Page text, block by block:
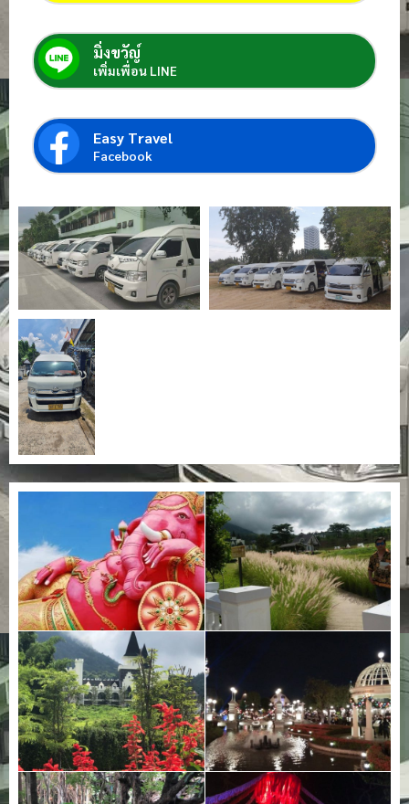
มิ่งขวัญ์
เพิ่มเพื่อน LINE
Easy Travel
Facebook